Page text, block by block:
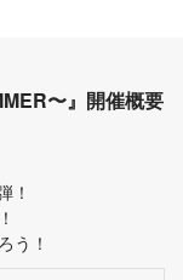
〜』開催概要
！
う！